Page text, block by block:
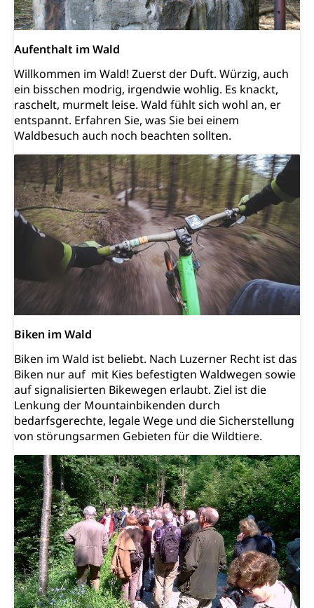
Aufenthalt im Wald
Willkommen im Wald! Zuerst der Duft. Würzig, auch
ein bisschen modrig, irgendwie wohlig. Es knackt,
raschelt, murmelt leise. Wald fühlt sich wohl an, er
entspannt. Erfahren Sie, was Sie bei einem
Waldbesuch auch noch beachten sollten.
Biken im Wald
Biken im Wald ist beliebt. Nach Luzerner Recht ist das
Biken nur auf mit Kies befestigten Waldwegen sowie
auf signalisierten Bikewegen erlaubt. Ziel ist die
Lenkung der Mountainbikenden durch
bedarfsgerechte, legale Wege und die Sicherstellung
von störungsarmen Gebieten für die Wildtiere.
Invalidenversicherung (WAS Luzern)
Soziale Sicherheit
Gesundheitsversorgung
AHV / IV
Altersrente, Invalidenrente, Witwenrente,
Pensionskasse, erste Säule, zweite Säule, dritte
Säule, Hilflosenentschädigung,
Ergänzungsleistungen, Altersvorsorge,
Todesfallversicherung
Hilfslosenentschädigung (WAS Luzern)
AHV-Hinterlassenenrente (WAS Luzern)
AHV-Beiträge (WAS Luzern)
Informationsstelle AHV/IV
Ergänzungsleistungen (EL) (WAS Luzern)
AHV-Altersrente (WAS Luzern)
IV-Leistungen (WAS Luzern)
Behinderung
Körperbehinderung, körperliche Behinderung,
geistige Behinderung, psychische Behinderung,
Erwerbsunfähigkeit, Behinderte
Inklusion im Sport
Menschen mit Behinderungen
Kultur und Medien
Archive und Bibliotheken
Bücher, Bundesarchiv, Landesbibliothek
Zentral- und Hochschulbibliothek
Archiv der Denkmalpflege
Kulturelle Einrichtungen
Museen, Theater, Bibliotheken
Dienststelle Kultur
Kunst & Kultur (Luzern Tourismus)
Kulturförderung
Kulturpolitik, Sprachförderung, Denkmalpflege,
kulturelles Angebot, Kulturerbe, kulturelles Erbe,
Nachwuchsförderung, Vermittlung, Selektive
Förderung, Kulturausschreibungen, Kulturpreis,
Werkbeitrag, Produktionsbeitrag, Recherche,
Bildende Kunst, Angewandte Kunst, Theater/Tanz,
Musik, Entwicklung, Programmbeiträge,
Filmförderung, Regionale Förderfonds,
Werkankäufe, Kunstankäufe, Kunst und Bau, Schule
und Kultur, Kulturgesuche, Kulturvermittlung
Kulturförderung und Vermittlung
Angebote für Schulklassen
Mobilität